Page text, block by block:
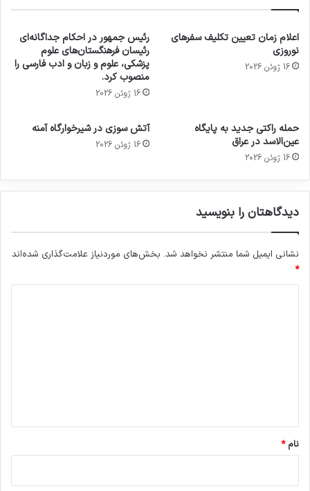
اعلام زمان تعیین تکلیف سفرهای
نوروزی
16 ژوئن 2026
رئیس جمهور در احکام جداگانه‌ای
رئیسان فرهنگستان‌های علوم
پزشکی، علوم و زبان و ادب فارسی را
منصوب کرد.
16 ژوئن 2026
حمله راکتی جدید به پایگاه
عین‌الاسد در عراق
16 ژوئن 2026
آتش سوزی در شیرخوارگاه آمنه
16 ژوئن 2026
دیدگاهتان را بنویسید
نشانی ایمیل شما منتشر نخواهد شد. بخش‌های موردنیاز علامت‌گذاری شده‌اند
*
نام*